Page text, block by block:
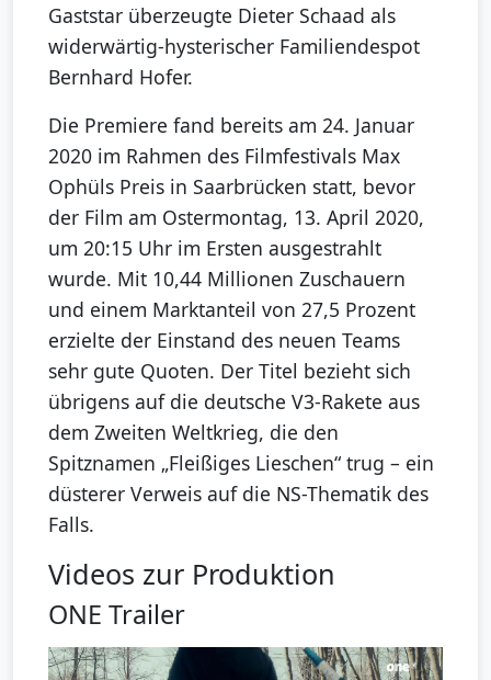
Gaststar überzeugte Dieter Schaad als
widerwärtig-hysterischer Familiendespot
Bernhard Hofer.
Die Premiere fand bereits am 24. Januar
2020 im Rahmen des Filmfestivals Max
Ophüls Preis in Saarbrücken statt, bevor
der Film am Ostermontag, 13. April 2020,
um 20:15 Uhr im Ersten ausgestrahlt
wurde. Mit 10,44 Millionen Zuschauern
und einem Marktanteil von 27,5 Prozent
erzielte der Einstand des neuen Teams
sehr gute Quoten. Der Titel bezieht sich
übrigens auf die deutsche V3-Rakete aus
dem Zweiten Weltkrieg, die den
Spitznamen „Fleißiges Lieschen“ trug – ein
düsterer Verweis auf die NS-Thematik des
Falls.
Videos zur Produktion
ONE Trailer